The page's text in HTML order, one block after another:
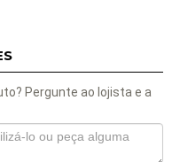
Pergunte ao lojista e a